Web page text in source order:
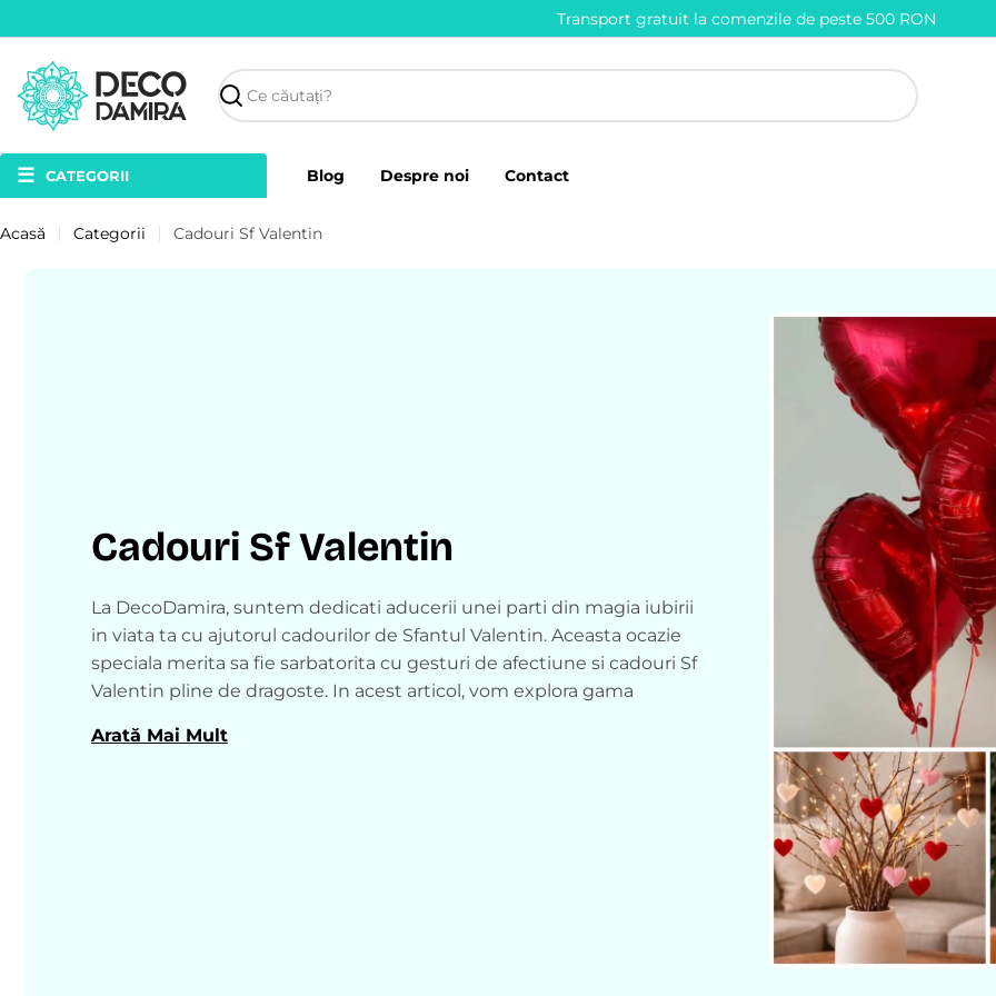
la
conținut
Transport gratuit la comenzile de peste 500 RON
Căutare
☰ CATEGORII Blog Despre noi Contact
Acasă Categorii Cadouri Sf Valentin
Cadouri Sf Valentin
La DecoDamira, suntem dedicati aducerii unei parti din magia iubirii
in viata ta cu ajutorul cadourilor de Sfantul Valentin. Aceasta ocazie
speciala merita sa fie sarbatorita cu gesturi de afectiune si cadouri Sf
Valentin pline de dragoste. In acest articol, vom explora gama
care acestea pot transforma aceasta zi intr-una memorabila.
Arată Mai Mult